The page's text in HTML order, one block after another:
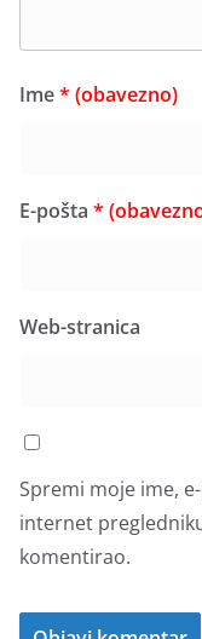
Ime* (obavezno)
E-pošta *
Web-stranica
Spremi moje ime,
internet
komentirao.